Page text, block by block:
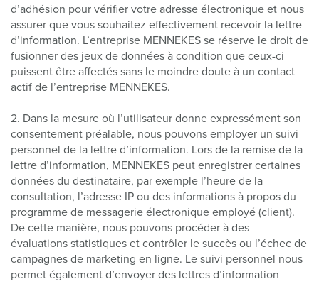
d’adhésion pour vérifier votre adresse électronique et nous
assurer que vous souhaitez effectivement recevoir la lettre
d’information. L’entreprise MENNEKES se réserve le droit de
fusionner des jeux de données à condition que ceux-ci
puissent être affectés sans le moindre doute à un contact
actif de l’entreprise MENNEKES.
2. Dans la mesure où l’utilisateur donne expressément son
consentement préalable, nous pouvons employer un suivi
personnel de la lettre d’information. Lors de la remise de la
lettre d’information, MENNEKES peut enregistrer certaines
données du destinataire, par exemple l’heure de la
consultation, l’adresse IP ou des informations à propos du
programme de messagerie électronique employé (client).
De cette manière, nous pouvons procéder à des
évaluations statistiques et contrôler le succès ou l’échec de
campagnes de marketing en ligne. Le suivi personnel nous
permet également d’envoyer des lettres d’information